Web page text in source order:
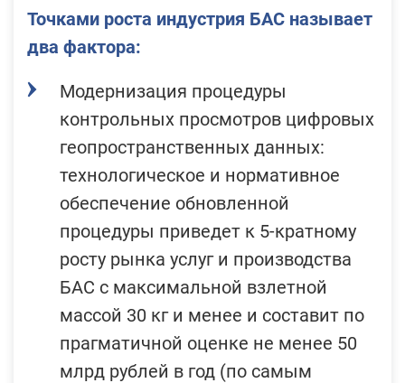
Точками роста индустрия БАС называет
два фактора:
Модернизация процедуры
контрольных просмотров цифровых
геопространственных данных:
технологическое и нормативное
обеспечение обновленной
процедуры приведет к 5-кратному
росту рынка услуг и производства
БАС с максимальной взлетной
массой 30 кг и менее и составит по
прагматичной оценке не менее 50
млрд рублей в год (по самым